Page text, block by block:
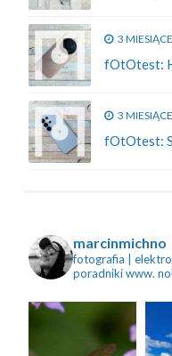
3
fOtOtest:
3
fOtOtest:
marcinmichno
fotografia |
poradnikiwww.